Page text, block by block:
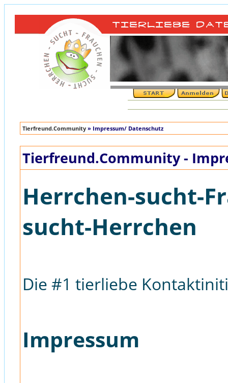
Tierfreund.Community » Impressum/ Datenschutz
Tierfreund.Community -
Herrchen-sucht-
sucht-Herrchen
Die #1 tierliebe
Impressum